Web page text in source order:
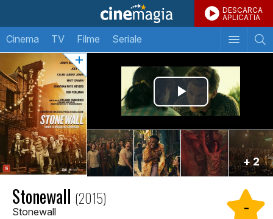
DESCARCA
APLICATIA
Cinema TV Filme Seriale
+ 2
Stonewall (2015)
Stonewall -